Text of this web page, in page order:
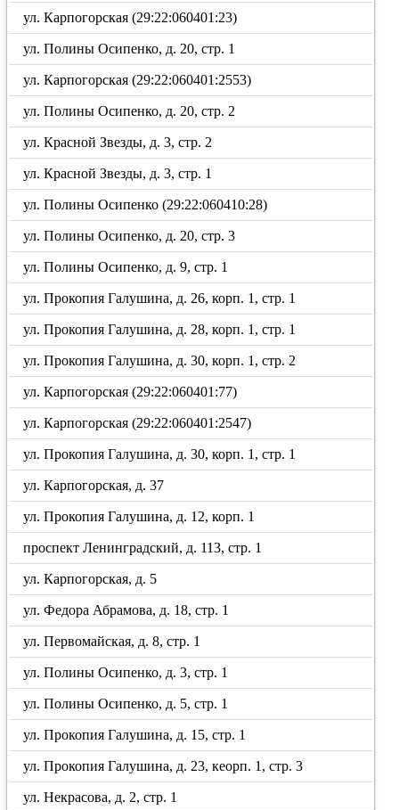
ул. Карпогорская (29:22:060401:23)
ул. Полины Осипенко, д. 20, стр. 1
ул. Карпогорская (29:22:060401:2553)
ул. Полины Осипенко, д. 20, стр. 2
ул. Красной Звезды, д. 3, стр. 2
ул. Красной Звезды, д. 3, стр. 1
ул. Полины Осипенко (29:22:060410:28)
ул. Полины Осипенко, д. 20, стр. 3
ул. Полины Осипенко, д. 9, стр. 1
ул. Прокопия Галушина, д. 26, корп. 1, стр. 1
ул. Прокопия Галушина, д. 28, корп. 1, стр. 1
ул. Прокопия Галушина, д. 30, корп. 1, стр. 2
ул. Карпогорская (29:22:060401:77)
ул. Карпогорская (29:22:060401:2547)
ул. Прокопия Галушина, д. 30, корп. 1, стр. 1
ул. Карпогорская, д. 37
ул. Прокопия Галушина, д. 12, корп. 1
проспект Ленинградский, д. 113, стр. 1
ул. Карпогорская, д. 5
ул. Федора Абрамова, д. 18, стр. 1
ул. Первомайская, д. 8, стр. 1
ул. Полины Осипенко, д. 3, стр. 1
ул. Полины Осипенко, д. 5, стр. 1
ул. Прокопия Галушина, д. 15, стр. 1
ул. Прокопия Галушина, д. 23, кеорп. 1, стр. 3
ул. Некрасова, д. 2, стр. 1